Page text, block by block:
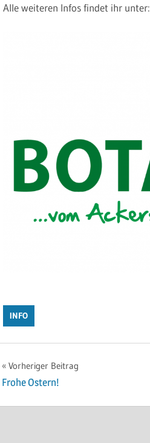
Alle weiteren Infos findet ihr unter:
INFO
Beitragsnavigation
Vorheriger Beitrag
Frohe Ostern!